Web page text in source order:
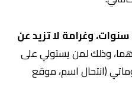
السجن مدة تصل إلى 3 سنوات، وغرامة لا تزيد عن
وذلك لمن يستولي على
(انتحال اسم، موقع